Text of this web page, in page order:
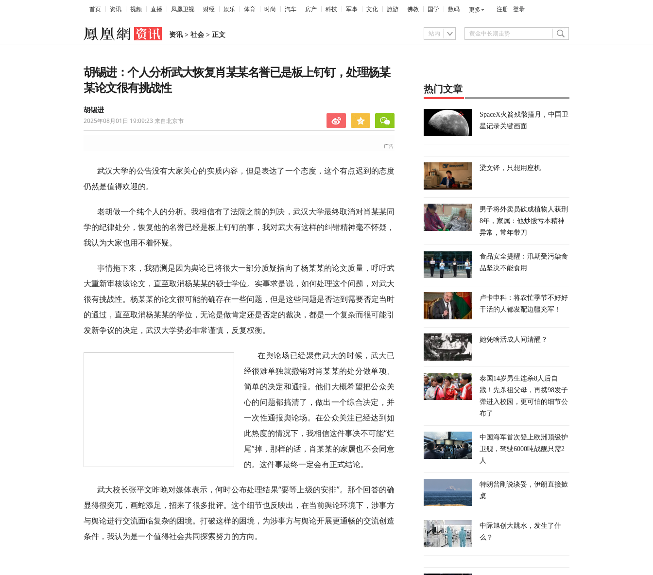
首页 资讯 视频 直播 凤凰卫视 财经 娱乐 体育 时尚 汽车 房产 科技 军事 文化 旅游 佛教 国学 数码 更多 注册 登录
资讯 > 社会 > 正文 站内
胡锡进：个人分析武大恢复肖某某名誉已是板上钉钉，处理杨某
某论文很有挑战性
胡锡进
2025年08月01日 19:09:23 来自北京市
武汉大学的公告没有大家关心的实质内容，但是表达了一个态度，这个有点迟到的态度
仍然是值得欢迎的。
老胡做一个纯个人的分析。我相信有了法院之前的判决，武汉大学最终取消对肖某某同
学的纪律处分，恢复他的名誉已经是板上钉钉的事，我对武大有这样的纠错精神毫不怀疑，
我认为大家也用不着怀疑。
事情拖下来，我猜测是因为舆论已将很大一部分质疑指向了杨某某的论文质量，呼吁武
大重新审核该论文，直至取消杨某某的硕士学位。实事求是说，如何处理这个问题，对武大
很有挑战性。杨某某的论文很可能的确存在一些问题，但是这些问题是否达到需要否定当时
的通过，直至取消杨某某的学位，无论是做肯定还是否定的裁决，都是一个复杂而很可能引
发新争议的决定，武汉大学势必非常谨慎，反复权衡。
在舆论场已经聚焦武大的时候，武大已
经很难单独就撤销对肖某某的处分做单项、
简单的决定和通报。他们大概希望把公众关
心的问题都搞清了，做出一个综合决定，并
一次性通报舆论场。在公众关注已经达到如
此热度的情况下，我相信这件事决不可能“烂
尾”掉，那样的话，肖某某的家属也不会同意
的。这件事最终一定会有正式结论。
武大校长张平文昨晚对媒体表示，何时公布处理结果“要等上级的安排”。那个回答的确
显得很突兀，画蛇添足，招来了很多批评。这个细节也反映出，在当前舆论环境下，涉事方
与舆论进行交流面临复杂的困境。打破这样的困境，为涉事方与舆论开展更通畅的交流创造
条件，我认为是一个值得社会共同探索努力的方向。
热门文章
SpaceX火箭残骸撞月，中国卫
星记录关键画面
梁文锋，只想用座机
男子将外卖员砍成植物人获刑
8年，家属：他炒股亏本精神
异常，常年带刀
食品安全提醒：汛期受污染食
品坚决不能食用
卢卡申科：将农忙季节不好好
干活的人都发配边疆充军！
她凭啥活成人间清醒？
泰国14岁男生连杀8人后自
戕！先杀祖父母，再携98发子
弹进入校园，更可怕的细节公
布了
中国海军首次登上欧洲顶级护
卫舰，驾驶6000吨战舰只需2
人
特朗普刚说谈妥，伊朗直接掀
桌
中际旭创大跳水，发生了什
么？